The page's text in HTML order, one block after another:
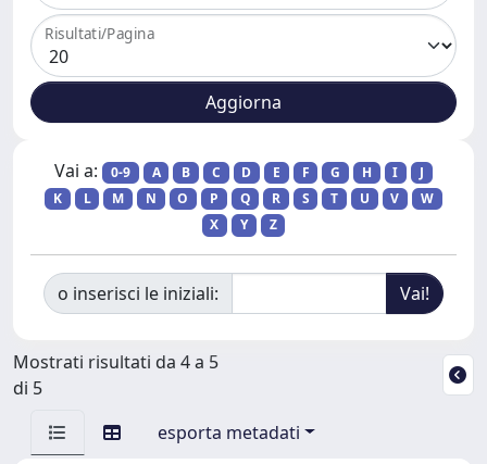
Risultati/Pagina
Vai a: 0-9 A B C D E F G H I
J
K
L M N O P Q R S T U V
W
X
Y Z
o inserisci le iniziali:
Mostrati risultati da 4 a 5
di 5
esporta metadati